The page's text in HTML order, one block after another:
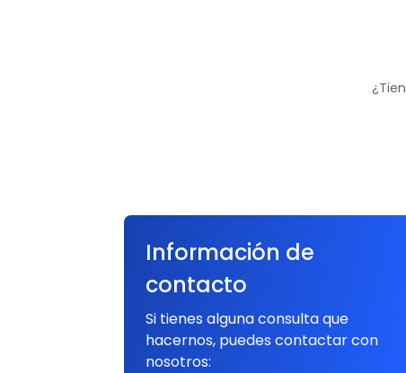
Información de
contacto
Si tienes alguna consulta que
hacernos, puedes contactar con
nosotros: